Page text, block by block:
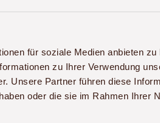
für soziale Medien anbieten zu
zu Ihrer Verwendung
Unsere Partner führen diese
oder die sie im Rahmen Ihrer
Akwaba Team sehr
und großartig und